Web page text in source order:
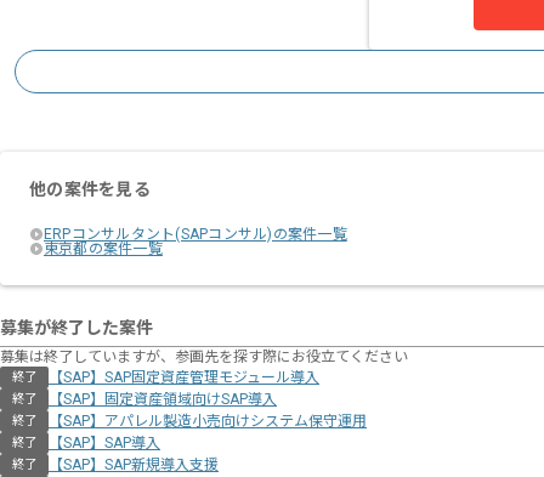
他の案件を見る
ERPコンサルタント(SAPコンサル)の案件一覧
東京都の案件一覧
募集が終了した案件
募集は終了していますが、参画先を探す際にお役立てください
終了 【SAP】SAP固定資産管理モジュール導入
終了 【SAP】固定資産領域向けSAP導入
終了 【SAP】アパレル製造小売向けシステム保守運用
終了 【SAP】SAP導入
終了 【SAP】SAP新規導入支援